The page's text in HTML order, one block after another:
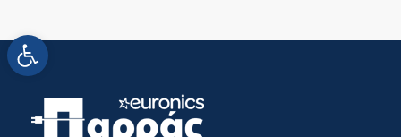
Ανοίξτε τη γραμμή εργαλείων